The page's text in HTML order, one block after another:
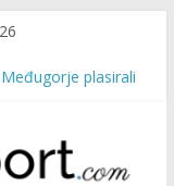
plasirali
– Brotnjo 2026.